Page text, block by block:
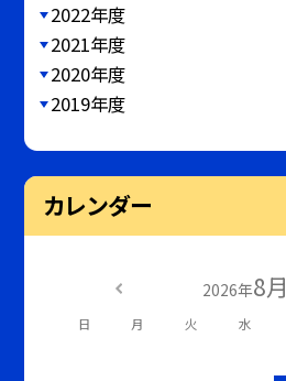
2022年度
2021年度
2020年度
2019年度
カレンダー
2026年8月
日 月 火 水